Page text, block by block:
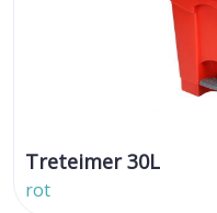
Treteimer 30L
rot